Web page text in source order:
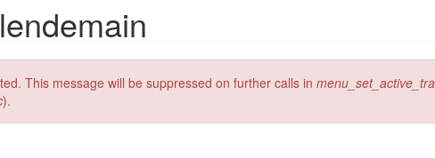
This message will be suppressed on further calls in
).